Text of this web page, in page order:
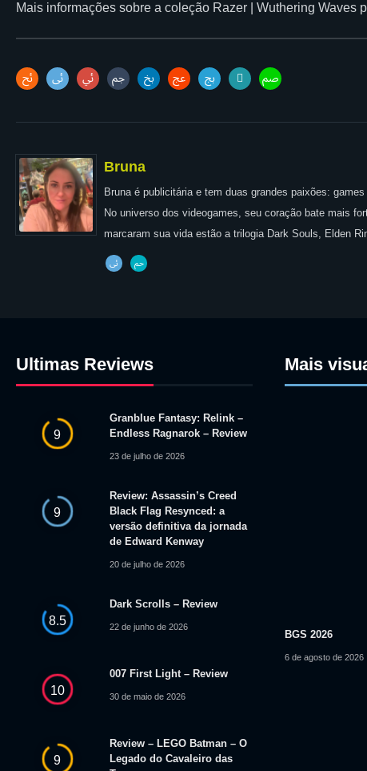
Mais informações sobre a coleção Razer | Wuthering Waves
Bruna
Bruna é publicitária e tem duas grandes paixões:
No universo dos videogames, seu coração bate mais
marcaram sua vida estão a trilogia Dark Souls, Elden
Ultimas Reviews
9
Granblue Fantasy: Relink –
Endless Ragnarok – Review
23 de julho de 2026
9
Review: Assassin’s Creed
Black Flag Resynced: a
versão definitiva da jornada
de Edward Kenway
20 de julho de 2026
8.5
Dark Scrolls – Review
22 de junho de 2026
10
007 First Light – Review
30 de maio de 2026
9
Review – LEGO Batman – O
Legado do Cavaleiro das
Mais
BGS 2026
6 de agosto de 2026